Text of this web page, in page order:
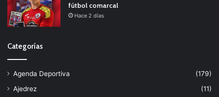
fútbol comarcal
Hace 2 días
Categorías
Agenda Deportiva
(179)
Ajedrez
(11)